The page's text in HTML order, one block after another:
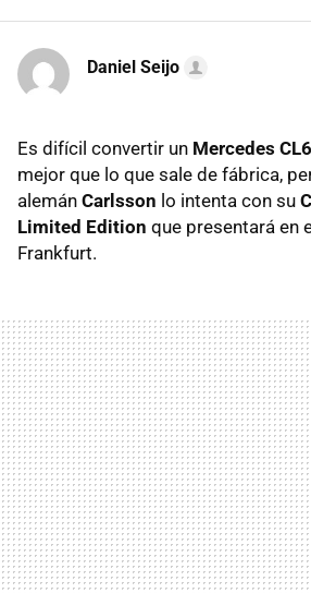
Daniel Seijo
Es difícil convertir un Mercedes
mejor que lo que sale de fábrica,
alemán Carlsson lo intenta con su
Limited Edition que presentará en
Frankfurt.